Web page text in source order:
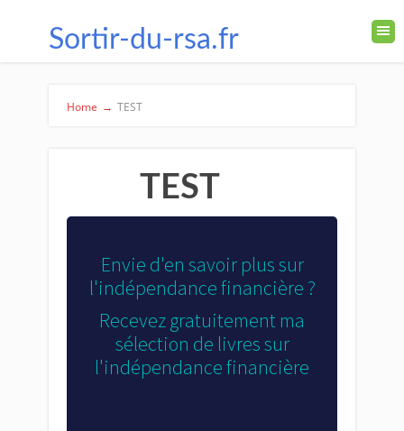
Sortir-du-rsa.fr
Home → TEST
TEST